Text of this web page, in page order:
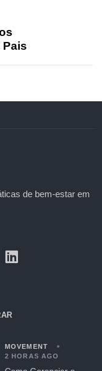
Pais
de bem-estar em
MOVEMENT
2 HORAS AGO